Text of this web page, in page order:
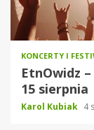
KONCERTY I
EtnOwidz
15 sierpnia
Karol Kubiak 4